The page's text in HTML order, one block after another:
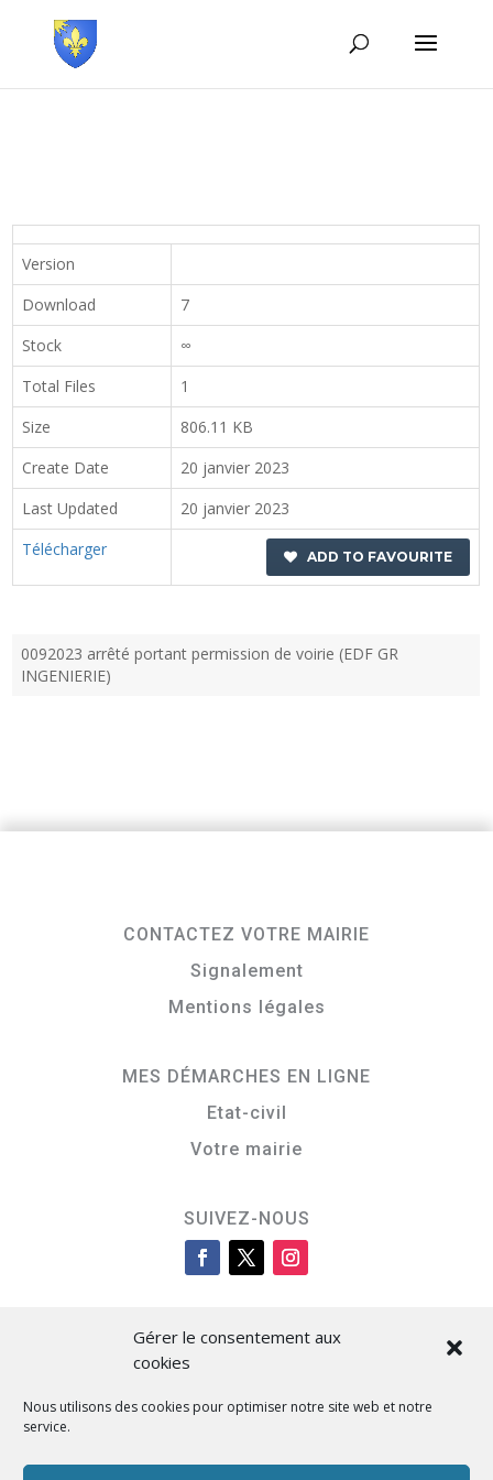
Gérer le consentement aux
cookies
Nous utilisons des cookies pour optimiser notre site web et notre
service.
Version
Download
7
Stock
∞
Total Files
1
Size
806.11 KB
Create Date
20 janvier 2023
Last Updated
20 janvier 2023
Télécharger
ADD TO FAVOURITE
0092023 arrêté portant permission de voirie (EDF GR
INGENIERIE)
CONTACTEZ VOTRE MAIRIE
Signalement
Mentions légales
MES DÉMARCHES EN LIGNE
Etat-civil
Votre mairie
SUIVEZ-NOUS
Cità di L’Isula